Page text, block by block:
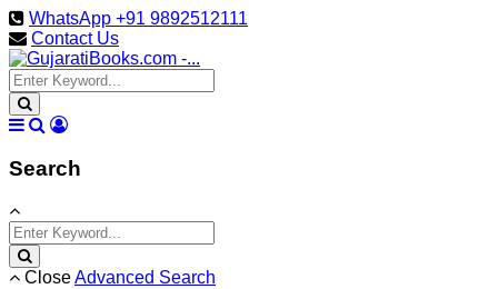
WhatsApp +91 9892512111
Contact Us
Search
CloseAdvanced Search